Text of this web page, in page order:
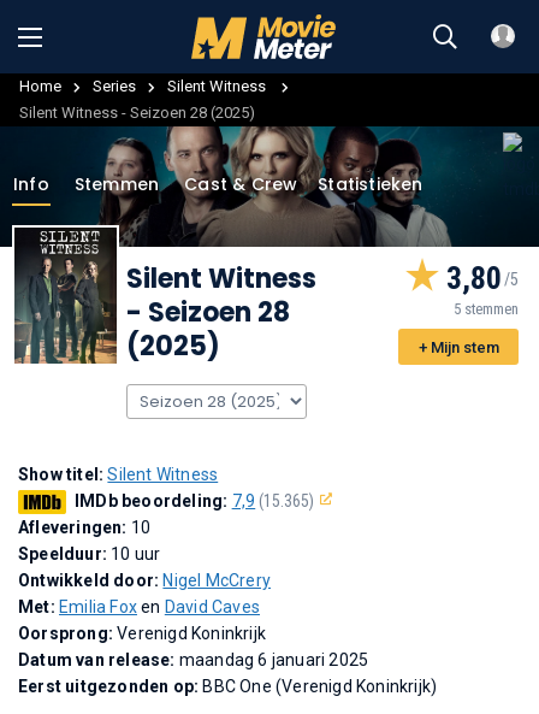
Home Series
Silent Witness
Silent Witness - Seizoen 28 (2025)
Info Stemmen Cast & Crew Statistieken
Silent Witness
- Seizoen 28
(2025)
3,80
5 stemmen
+ Mijn stem
Show titel:Silent Witness
IMDb beoordeling: 7,9 (15.365)
Afleveringen: 10
Speelduur: 10 uur
Ontwikkeld door: Nigel McCrery
Met: Emilia Foxen David Caves
Oorsprong:Verenigd Koninkrijk
Datum van release: maandag 6 januari 2025
Eerst uitgezonden op: BBC One (Verenigd Koninkrijk)